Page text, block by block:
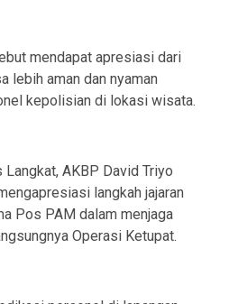
mendapat apresiasi dari
lebih aman dan nyaman
kepolisian di lokasi wisata.
AKBP David Triyo
langkah jajaran
Pos PAM dalam menjaga
Operasi Ketupat.